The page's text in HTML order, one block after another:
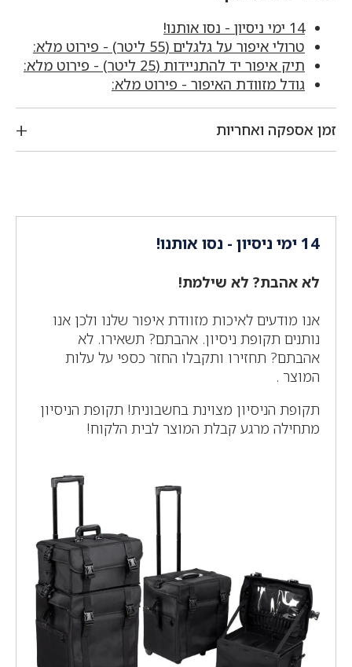
14 ימי ניסיון - נסו אותנו!
טרולי איפור על גלגלים (55 ליטר) - פירוט מלא:
תיק איפור יד להתניידות (25 ליטר) - פירוט מלא:
גודל מזוודת האיפור - פירוט מלא:
זמן אספקה ואחריות
14 ימי ניסיון - נסו אותנו!
לא אהבת? לא שילמת!
אנו מודעים לאיכות מזוודת איפור שלנו ולכן אנו
נותנים תקופת ניסיון. אהבתם? תשאירו. לא
אהבתם? תחזירו ותקבלו החזר כספי על עלות
המוצר .
תקופת הניסיון מצוינת בחשבונית! תקופת הניסיון
מתחילה מרגע קבלת המוצר לבית הלקוח!